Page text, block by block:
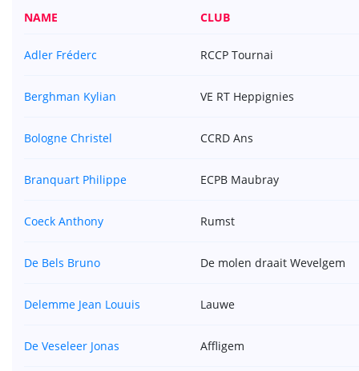
NAME CLUB
Adler Fréderc RCCP Tournai
Berghman Kylian VE RT Heppignies
Bologne Christel CCRD Ans
Branquart Philippe ECPB Maubray
Coeck Anthony Rumst
De Bels Bruno De molen draait Wevelgem
Delemme Jean Louuis Lauwe
De Veseleer Jonas Affligem